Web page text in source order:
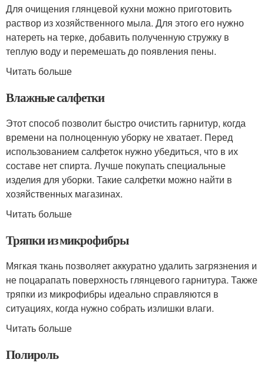
Для очищения глянцевой кухни можно приготовить
раствор из хозяйственного мыла. Для этого его нужно
натереть на терке, добавить полученную стружку в
теплую воду и перемешать до появления пены.
Читать больше
Влажные салфетки
Этот способ позволит быстро очистить гарнитур, когда
времени на полноценную уборку не хватает. Перед
использованием салфеток нужно убедиться, что в их
составе нет спирта. Лучше покупать специальные
изделия для уборки. Такие салфетки можно найти в
хозяйственных магазинах.
Читать больше
Тряпки из микрофибры
Мягкая ткань позволяет аккуратно удалить загрязнения и
не поцарапать поверхность глянцевого гарнитура. Также
тряпки из микрофибры идеально справляются в
ситуациях, когда нужно собрать излишки влаги.
Читать больше
Полироль